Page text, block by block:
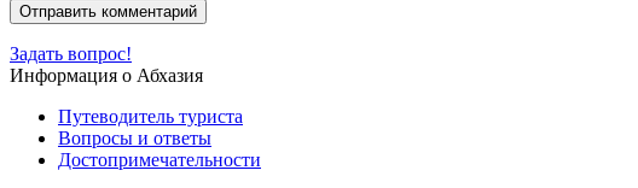
Задать вопрос!
Информация о Абхазия
Путеводитель туриста
Вопросы и ответы
Достопримечательности